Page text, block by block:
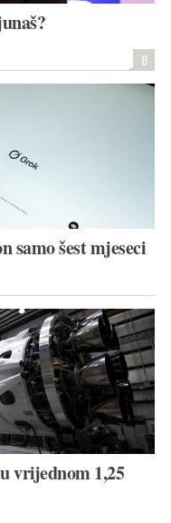
8
samo šest mjeseci
vrijednom 1,25